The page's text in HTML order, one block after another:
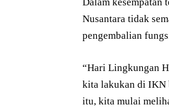
Nusantara tidak
pengembalian
“Hari Lingkungan
kita lakukan di IKN
itu, kita mulai